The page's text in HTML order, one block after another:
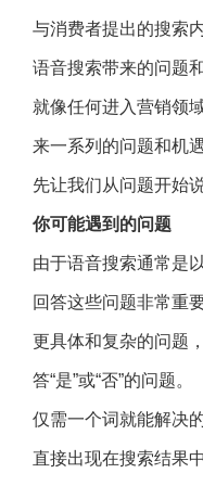
与消费者提出的搜索
语音搜索带来的问题
就像任何进入营销领
来一系列的问题和机遇
先让我们从问题开始
你可能遇到的问题
由于语音搜索通常是
回答这些问题非常重
更具体和复杂的问题
答“是”或“否”的问题。
仅需一个词就能解决
直接出现在搜索结果